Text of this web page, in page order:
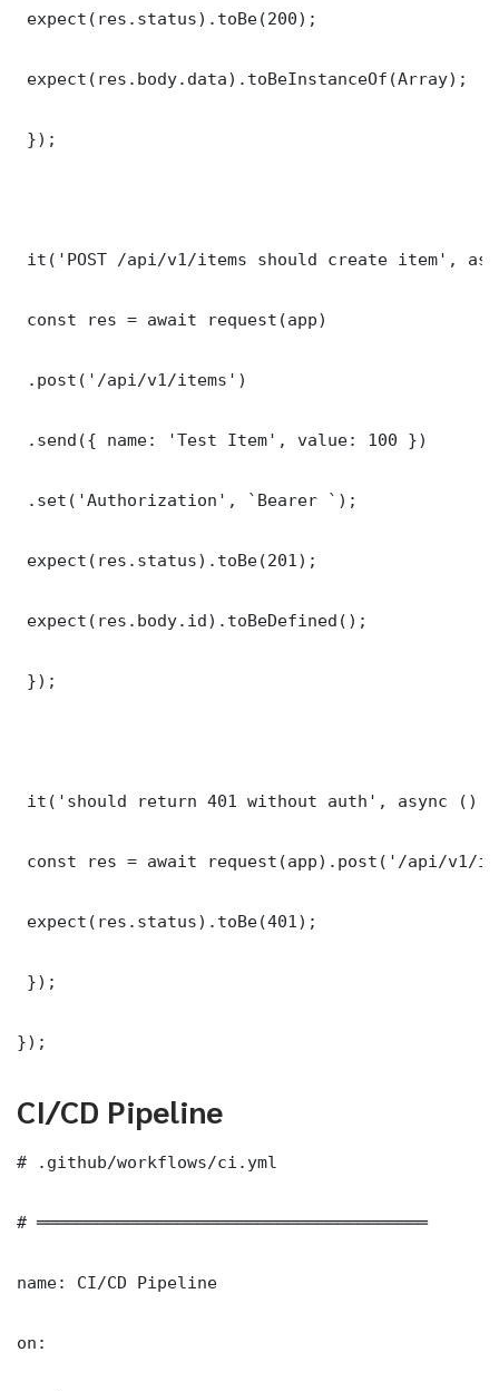
expect(res.status).toBe(200);
expect(res.body.data).toBeInstanceOf(Array);
});
it('POST /api/v1/items should create item',
const res = await request(app)
.post('/api/v1/items')
.send({ name: 'Test Item', value: 100 })
.set('Authorization', `Bearer `);
expect(res.status).toBe(201);
expect(res.body.id).toBeDefined();
});
it('should return 401 without auth', async ()
const res = await request(app).post('/api/v1/
expect(res.status).toBe(401);
});
});
CI/CD Pipeline
# .github/workflows/ci.yml
# ═══════════════════════════════════════
name: CI/CD Pipeline
on: